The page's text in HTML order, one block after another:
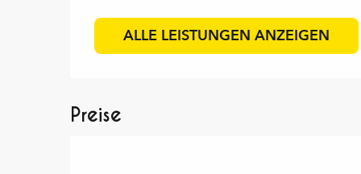
ALLE LEISTUNGEN ANZEIGEN
Preise